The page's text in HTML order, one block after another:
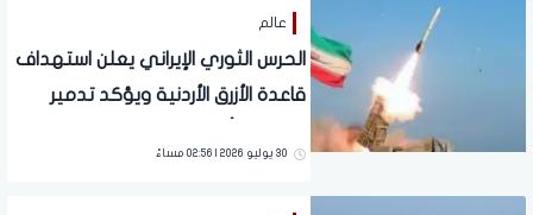
عالم
الحرس الثوري الإيراني يعلن استهداف
قاعدة الأزرق الأردنية ويؤكد تدمير
30 يوليو 2026 | 02:56 مساءً